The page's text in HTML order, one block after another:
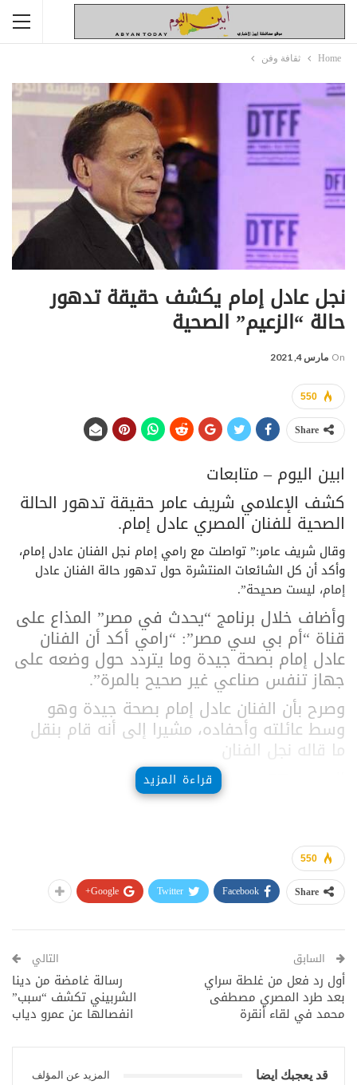
Home ثقافة وفن
نجل عادل إمام يكشف حقيقة تدهور
حالة “الزعيم” الصحية
On مارس 4, 2021
550
Share
ابين اليوم – متابعات
كشف الإعلامي شريف عامر حقيقة تدهور الحالة
الصحية للفنان المصري عادل إمام.
وقال شريف عامر:” تواصلت مع رامي إمام نجل الفنان عادل إمام،
وأكد أن كل الشائعات المنتشرة حول تدهور حالة الفنان عادل
إمام، ليست صحيحة”.
وأضاف خلال برنامج “يحدث في مصر” المذاع على
قناة “أم بي سي مصر”: “رامي أكد أن الفنان
عادل إمام بصحة جيدة وما يتردد حول وضعه على
جهاز تنفس صناعي غير صحيح بالمرة”.
وصرح بأن الفنان عادل إمام بصحة جيدة وهو
وسط عائلته وأحفاده، مشيرا إلى أنه قام بنقل
ما قاله نجل الفنان
قراءة المزيد
550
Share
Facebook
Twitter
Google+
السابق
أول رد فعل من غلطة سراي
بعد طرد المصري مصطفى
محمد في لقاء أنقرة
التالي
رسالة غامضة من دينا
الشربيني تكشف “سبب”
انفصالها عن عمرو دياب
قد يعجبك ايضا المزيد عن المؤلف